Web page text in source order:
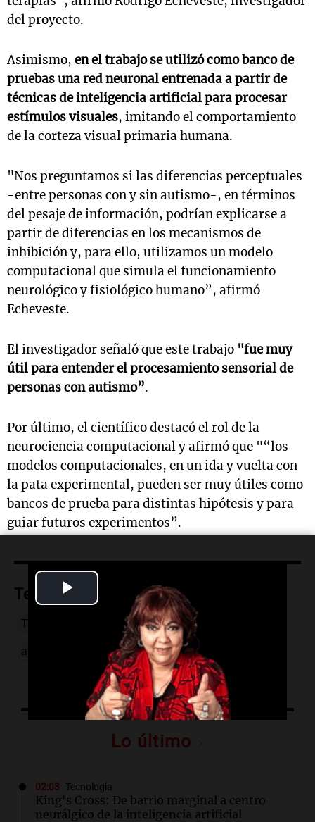
Video
del proyecto.
Asimismo, en el trabajo se utilizó como banco de
pruebas una red neuronal entrenada a partir de
técnicas de inteligencia artificial para procesar
estímulos visuales, imitando el comportamiento
de la corteza visual primaria humana.
"Nos preguntamos si las diferencias perceptuales
-entre personas con y sin autismo-, en términos
del pesaje de información, podrían explicarse a
partir de diferencias en los mecanismos de
inhibición y, para ello, utilizamos un modelo
computacional que simula el funcionamiento
neurológico y fisiológico humano”, afirmó
Echeveste.
El investigador señaló que este trabajo "fue muy
útil para entender el procesamiento sensorial de
personas con autismo”.
Por último, el científico destacó el rol de la
neurociencia computacional y afirmó que "“los
modelos computacionales, en un ida y vuelta con
la pata experimental, pueden ser muy útiles como
bancos de prueba para distintas hipótesis y para
guiar futuros experimentos”.
Temas
TEA Trastorno del Espectro Autista
avance inteligencia artificial conicet
Lo último
02:03 Tecnología
King's Cross: De barrio marginal a centro
neurálgico de la inteligencia artificial